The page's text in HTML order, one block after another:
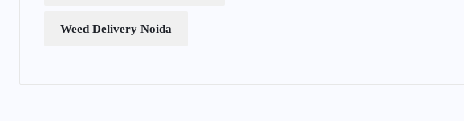
Weed Delivery Noida